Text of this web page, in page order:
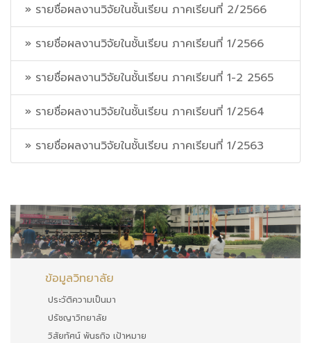
» รายชื่อผลงานวิจัยในชั้นเรียน ภาคเรียนที่ 2/2566
» รายชื่อผลงานวิจัยในชั้นเรียน ภาคเรียนที่ 1/2566
» รายชื่อผลงานวิจัยในชั้นเรียน ภาคเรียนที่ 1-2 2565
» รายชื่อผลงานวิจัยในชั้นเรียน ภาคเรียนที่ 1/2564
» รายชื่อผลงานวิจัยในชั้นเรียน ภาคเรียนที่ 1/2563
ข้อมูลวิทยาลัย
ประวัติความเป็นมา
ปรัชญาวิทยาลัย
วิสัยทัศน์ พันธกิจ เป้าหมาย